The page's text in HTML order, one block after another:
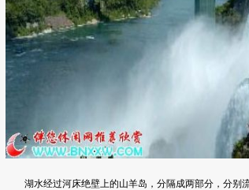
湖水经过河床绝壁上的山羊岛，分隔成两部分，分别